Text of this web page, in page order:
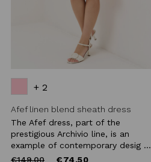
+ 2
Afef linen blend sheath dress
The Afef dress, part of the
prestigious Archivio line, is an
example of contemporary desig ...
Price
€149.00to €74.50